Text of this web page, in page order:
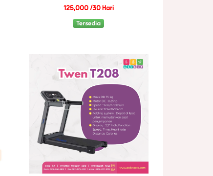
125,000 /30 Hari
Tersedia